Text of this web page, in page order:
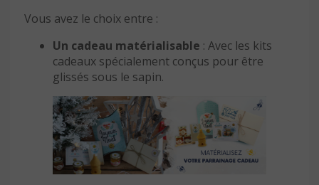
Vous avez le choix entre :
Un cadeau matérialisable : Avec les kits
cadeaux spécialement conçus pour être
glissés sous le sapin.